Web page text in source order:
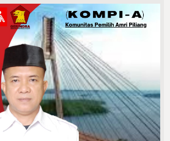
MENGANGA DI
JABATA! Lubang
Jembatan Batang
Tuaka Sambar
Korban Berikutnya
Siapa?
Jaringan
Curanmor
Pasuruan
Tumbang !!